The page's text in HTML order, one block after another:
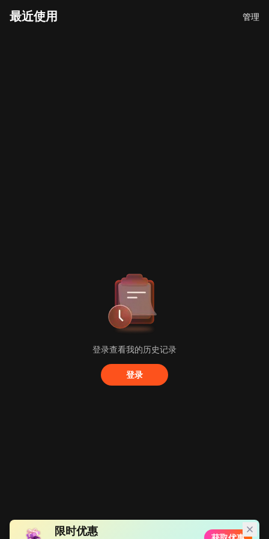
最近使用 管理
登录查看我的历史记录
登录
限时优惠